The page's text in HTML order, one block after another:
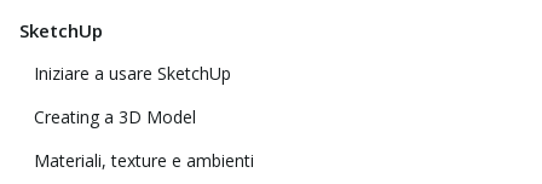
SketchUp
Iniziare a usare SketchUp
Creating a 3D Model
Materiali, texture e ambienti